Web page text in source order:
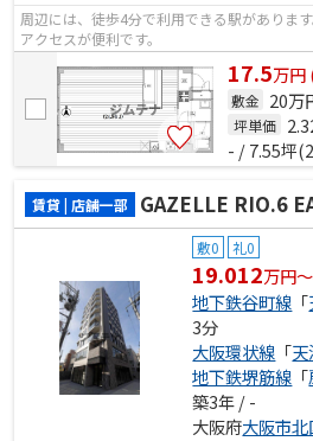
周辺には、徒歩4分で利用できる駅がありま
アクセスが便利です。
17.5万円
敷金 20万
坪単価
- / 7.55坪
賃貸 | 店舗一部 GAZELLE RIO.6
敷0 礼0
19.012万円～
地下鉄谷町線 「
3分
大阪環状線 「
地下鉄堺筋線 「
築3年 / -
大阪府大阪市北